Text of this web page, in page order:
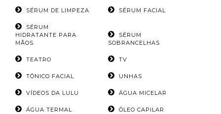
SÉRUM DE LIMPEZA SÉRUM FACIAL
SÉRUM
HIDRATANTE PARA
MÃOS
SÉRUM
SOBRANCELHAS
TEATRO TV
TÔNICO FACIAL UNHAS
VÍDEOS DA LULU ÁGUA MICELAR
ÁGUA TERMAL ÓLEO CAPILAR